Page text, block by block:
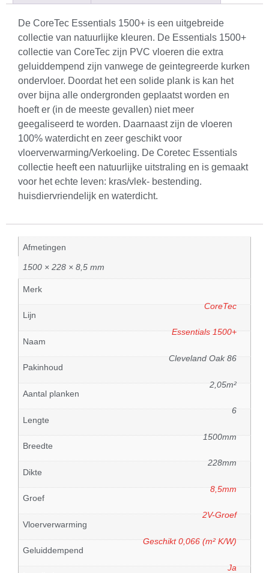
De CoreTec Essentials 1500+ is een uitgebreide
collectie van natuurlijke kleuren. De Essentials 1500+
collectie van CoreTec zijn PVC vloeren die extra
geluiddempend zijn vanwege de geintegreerde kurken
ondervloer. Doordat het een solide plank is kan het
over bijna alle ondergronden geplaatst worden en
hoeft er (in de meeste gevallen) niet meer
geegaliseerd te worden. Daarnaast zijn de vloeren
100% waterdicht en zeer geschikt voor
vloerverwarming/Verkoeling. De Coretec Essentials
collectie heeft een natuurlijke uitstraling en is gemaakt
voor het echte leven: kras/vlek- bestending.
huisdiervriendelijk en waterdicht.
Afmetingen
1500 × 228 × 8,5 mm
Merk
CoreTec
Lijn
Essentials 1500+
Naam
Cleveland Oak 86
Pakinhoud
2,05m²
Aantal planken
6
Lengte
1500mm
Breedte
228mm
Dikte
8,5mm
Groef
2V-Groef
Vloerverwarming
Geschikt 0,066 (m² K/W)
Geluiddempend
Ja